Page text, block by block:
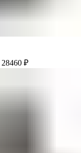
28460 ₽